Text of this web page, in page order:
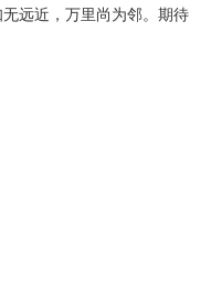
远近，万里尚为邻。期待